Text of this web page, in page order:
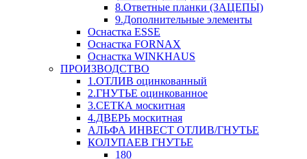
8.Ответные планки (ЗАЦЕПЫ)
9.Дополнительные элементы
Оснастка ESSE
Оснастка FORNAX
Оснастка WINKHAUS
ПРОИЗВОДСТВО
1.ОТЛИВ оцинкованный
2.ГНУТЬЕ оцинкованное
3.СЕТКА москитная
4.ДВЕРЬ москитная
АЛЬФА ИНВЕСТ ОТЛИВ/ГНУТЬЕ
КОЛУПАЕВ ГНУТЬЕ
180